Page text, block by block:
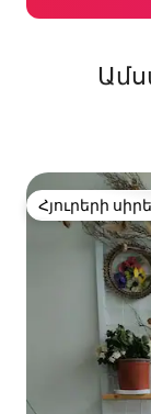
Հյուրերի
Հյուրերի